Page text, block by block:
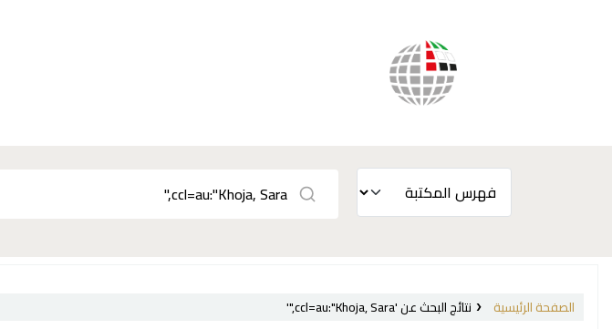
الصفحة الرئيسية نتائج البحث عن 'ccl=au:"Khoja, Sara,"'